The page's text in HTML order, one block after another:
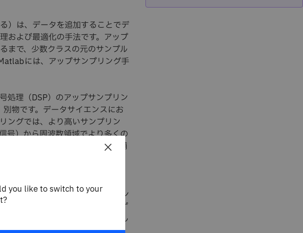
）は、データを追加することでデ
および最適化の手法です。アップ
まで、少数クラスの元のサンプル
には、アップサンプリング手
処理（DSP）のアップサンプリン
物です。データサイエンスにお
ングでは、より高いサンプリン
号）から周波数領域でより多くの
は、元の信号にゼロを挿入し、補
成されます。これは、データ・
異なります。
像処理におけるアップサンプリン
、高解像度の画像についてはまず
によって画像を元のサイズに戻し
×
you like to switch to your